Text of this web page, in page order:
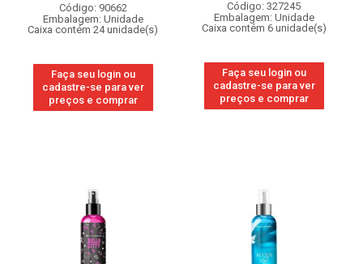
Código: 90662
Embalagem: Unidade
Caixa contém 24 unidade(s)
Faça seu login ou
cadastre-se para ver
preços e comprar
Código: 327245
Embalagem: Unidade
Caixa contém 6 unidade(s)
Faça seu login ou
cadastre-se para ver
preços e comprar